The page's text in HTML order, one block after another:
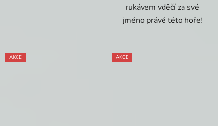
rukávem vděčí za své
jméno právě této hoře!
AKCE AKCE